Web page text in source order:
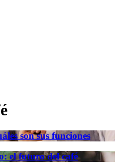
son sus funciones
el futuro del café